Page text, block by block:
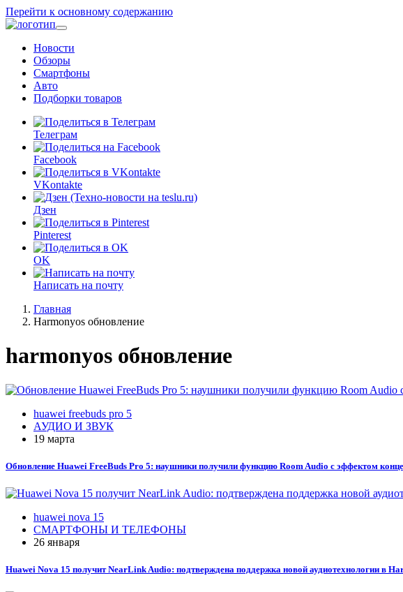
Перейти к основному содержанию
Новости
Обзоры
Смартфоны
Авто
Подборки товаров
Телеграм
Facebook
VKontakte
Дзен
Pinterest
OK
Написать на почту
Главная
Harmonyos обновление
harmonyos обновление
huawei freebuds pro 5
АУДИО И ЗВУК
19 марта
Обновление Huawei FreeBuds Pro 5: наушники получили функцию Room Audio с эффектом
huawei nova 15
СМАРТФОНЫ И ТЕЛЕФОНЫ
26 января
Huawei Nova 15 получит NearLink Audio: подтверждена поддержка новой аудиотехнологии в